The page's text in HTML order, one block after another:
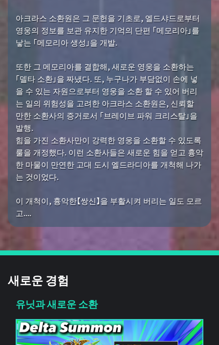
아크라스 소환원은 그 문헌을 기초로, 엘드샤드로부터
영웅의 정보를 보관 유지한 기억의 단편 「메모리아」를
낳는 「메모리아 생성」을 개발.
또한 그 메모리아를 결합해, 새로운 영웅을 소환하는
「델타 소환」을 짜냈다. 또, 누구나가 부담없이 손에 넣
을 수 있는 자원으로부터 영웅을 소환 할 수 있어 버리
는 일의 위험성을 고려한 아크라스 소환원은, 신뢰할
만한 소환사의 증거로서 「브레이브 파워 크리스탈」을
발행.
힘을 가진 소환사만이 강력한 영웅을 소환할 수 있도록
룰을 개정했다. 이런 소환사들은 새로운 힘을 얻고 흉악
한 마물이 만연한 고대 도시 엘드라디아를 개척해 나가
는 것이었다.
이 개척이, 흉악한【쌍신】을 부활시켜 버리는 일도 모르
고....
새로운 경험
유닛과 새로운 소환